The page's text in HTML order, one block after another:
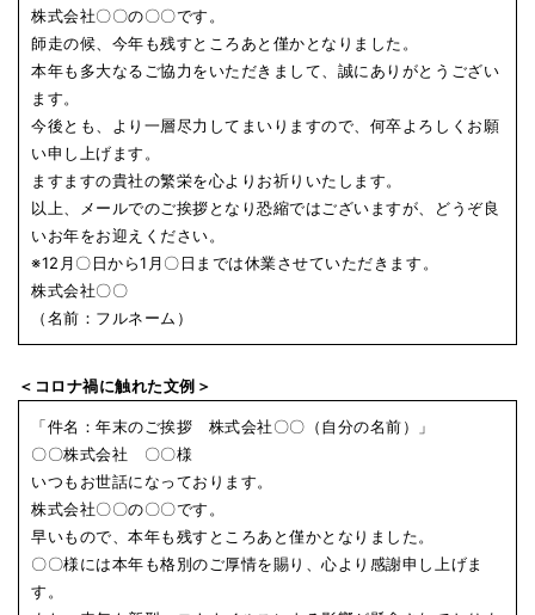
株式会社〇〇の〇〇です。
師走の候、今年も残すところあと僅かとなりました。
本年も多大なるご協力をいただきまして、誠にありがとうござい
ます。
今後とも、より一層尽力してまいりますので、何卒よろしくお願
い申し上げます。
ますますの貴社の繁栄を心よりお祈りいたします。
以上、メールでのご挨拶となり恐縮ではございますが、どうぞ良
いお年をお迎えください。
※12月〇日から1月〇日までは休業させていただきます。
株式会社〇〇
（名前：フルネーム）
＜コロナ禍に触れた文例＞
「件名：年末のご挨拶 株式会社〇〇（自分の名前）」
〇〇株式会社 〇〇様
いつもお世話になっております。
株式会社〇〇の〇〇です。
早いもので、本年も残すところあと僅かとなりました。
〇〇様には本年も格別のご厚情を賜り、心より感謝申し上げま
す。